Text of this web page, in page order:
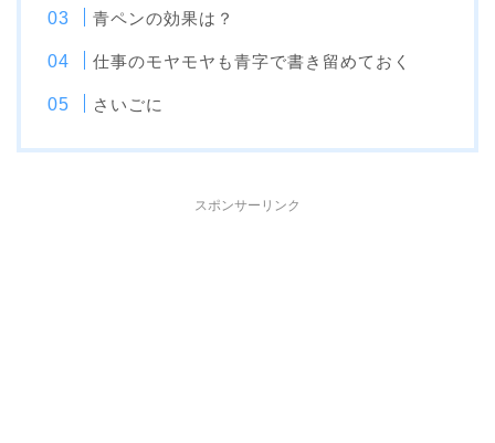
青ペンの効果は？
仕事のモヤモヤも青字で書き留めておく
さいごに
スポンサーリンク